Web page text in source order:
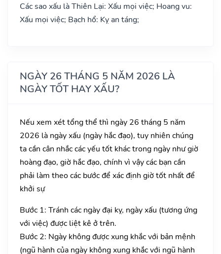
Các sao xấu là Thiên Lại: Xấu mọi việc; Hoang vu:
Xấu mọi việc; Bạch hổ: Kỵ an táng;
NGÀY 26 THÁNG 5 NĂM 2026 LÀ
NGÀY TỐT HAY XẤU?
Nếu xem xét tổng thể thì ngày 26 tháng 5 năm
2026 là ngày xấu (ngày hắc đạo), tuy nhiên chúng
ta cần cân nhắc các yếu tốt khác trong ngày như giờ
hoàng đạo, giờ hắc đạo, chính vì vậy các bạn cần
phải làm theo các bước để xác định giờ tốt nhất để
khởi sự
Bước 1: Tránh các ngày đại kỵ, ngày xấu (tương ứng
với việc) được liệt kê ở trên.
Bước 2: Ngày không được xung khắc với bản mệnh
(ngũ hành của ngày không xung khắc với ngũ hành